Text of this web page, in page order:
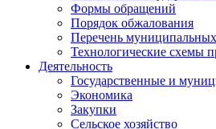
Формы обращений
Порядок обжалования
Перечень
Технологические схемы
Деятельность
Государственные и
Экономика
Закупки
Сельское хозяйство